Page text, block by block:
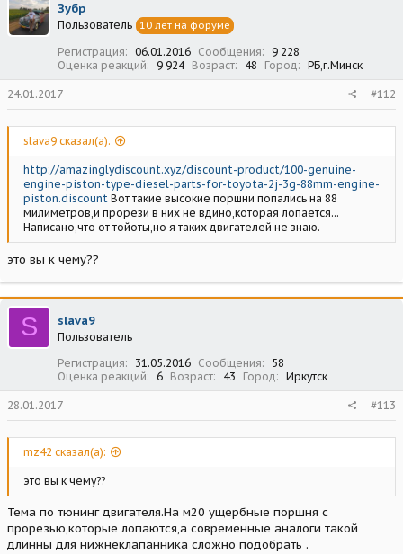
Зубр
Пользователь 10 лет на форуме
Регистрация 06.01.2016 Сообщения
9 228
Оценка реакций
9 924 Возраст 48 Город РБ,г.Минск
24.01.2017 #112
slava9 сказал(а):
http://amazinglydiscount.xyz/discount-product/100-genuine-
engine-piston-type-diesel-parts-for-toyota-2j-3g-88mm-engine-
piston.discount Вот такие высокие поршни попались на 88
милиметров,и прорези в них не вдино,которая лопается...
Написано,что от тойоты,но я таких двигателей не знаю.
это вы к чему??
S slava9
Пользователь
Регистрация
31.05.2016 Сообщения
58
Оценка реакций
6 Возраст 43 Город Иркутск
28.01.2017 #113
mz42 сказал(а):
это вы к чему??
Тема по тюнинг двигателя.На м20 ущербные поршня с
прорезью,которые лопаются,а современные аналоги такой
длинны для нижнеклапанника сложно подобрать .